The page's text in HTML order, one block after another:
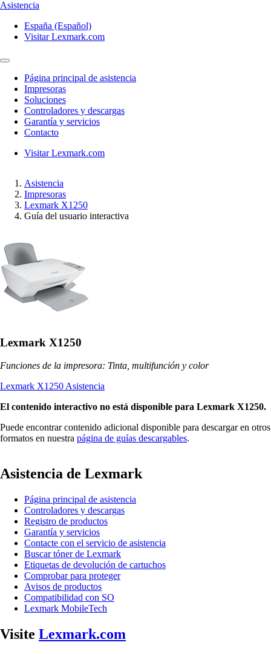
Asistencia
España (Español)
Visitar Lexmark.com
Página principal de asistencia
Impresoras
Soluciones
Controladores y descargas
Garantía y servicios
Contacto
Visitar Lexmark.com
Asistencia
Impresoras
Lexmark X1250
Guía del usuario interactiva
Lexmark X1250
Funciones de la impresora: Tinta, multifunción y color
Lexmark X1250 Asistencia
El contenido interactivo no está disponible para Lexmark X1250.
Puede encontrar contenido adicional disponible para descargar en otros
formatos en nuestra página de guías descargables.
Asistencia de Lexmark
Página principal de asistencia
Controladores y descargas
Registro de productos
Garantía y servicios
Contacte con el servicio de asistencia
Buscar tóner de Lexmark
Etiquetas de devolución de cartuchos
Comprobar para proteger
Avisos de productos
Compatibilidad con SO
Lexmark MobileTech
Visite Lexmark.com